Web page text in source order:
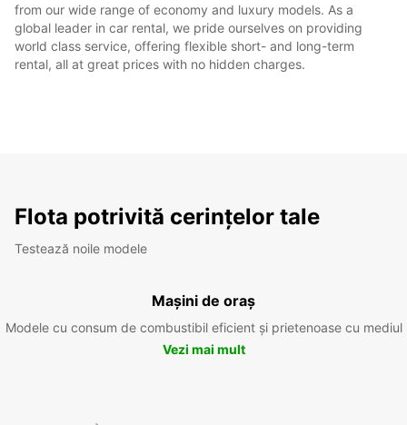
from our wide range of economy and luxury models. As a
global leader in car rental, we pride ourselves on providing
world class service, offering flexible short- and long-term
rental, all at great prices with no hidden charges.
Flota potrivită cerințelor tale
Testează noile modele
Mașini de oraș
Modele cu consum de combustibil eficient și prietenoase cu mediul
Vezi mai mult